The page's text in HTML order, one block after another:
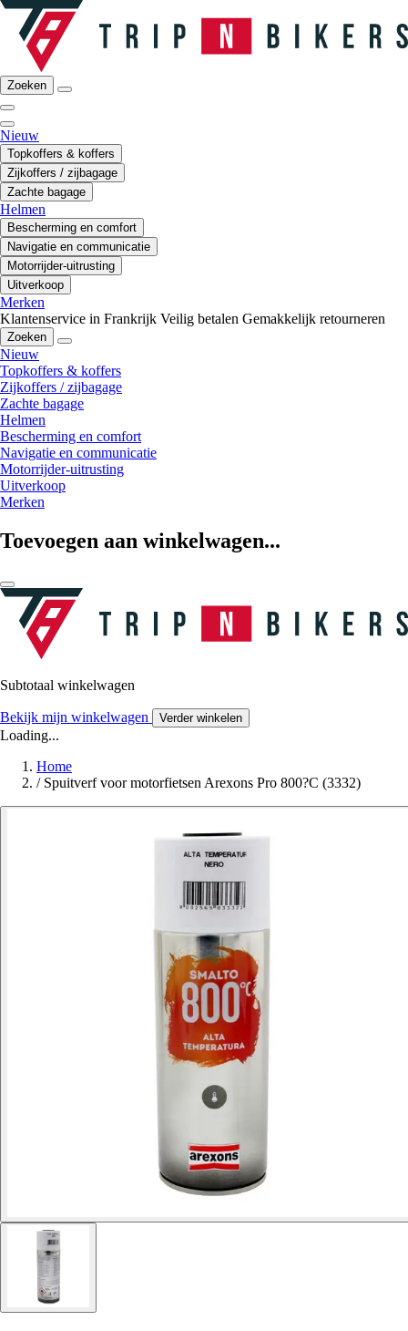
Zoeken
Nieuw
Topkoffers & koffers
Zijkoffers / zijbagage
Zachte bagage
Helmen
Bescherming en comfort
Navigatie en communicatie
Motorrijder-uitrusting
Uitverkoop
Merken
Klantenservice in Frankrijk Veilig betalen Gemakkelijk retourneren
Zoeken
Nieuw
Topkoffers & koffers
Zijkoffers / zijbagage
Zachte bagage
Helmen
Bescherming en comfort
Navigatie en communicatie
Motorrijder-uitrusting
Uitverkoop
Merken
Toevoegen aan winkelwagen...
Subtotaal winkelwagen
Bekijk mijn winkelwagen Verder winkelen
Loading...
Home
/ Spuitverf voor motorfietsen Arexons Pro 800?C (3332)